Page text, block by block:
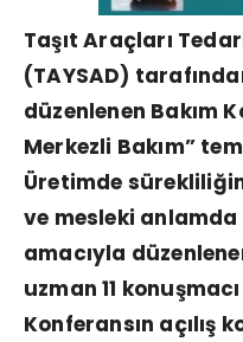
Taşıt Araçları
(TAYSAD)
düzenlenen Bakım
Merkezli Bakım”
Üretimde
ve mesleki
amacıyla
uzman 11
Konferansın açılış